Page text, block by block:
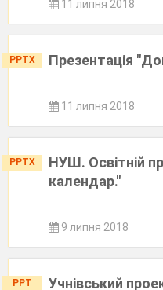
11 липня 2018
PPTX Презентація
11 липня 2018
PPTX
НУШ. Освітній
календар."
9 липня 2018
PPT
Учнівський